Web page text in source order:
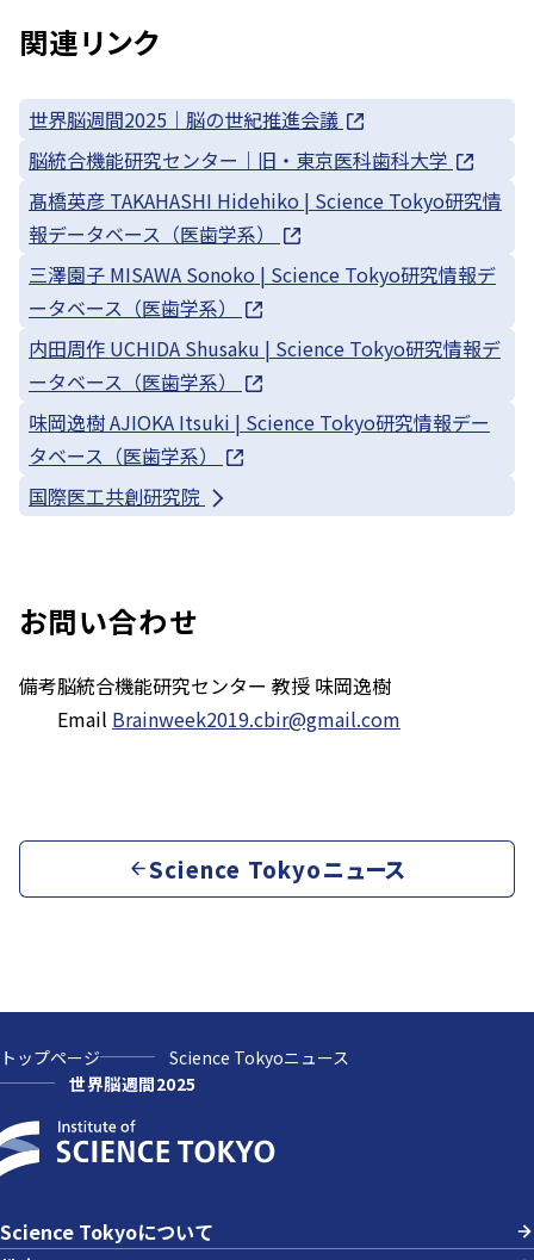
関連リンク
世界脳週間2025｜脳の世紀推進会議
脳統合機能研究センター｜旧・東京医科歯科大学
髙橋英彦 TAKAHASHI Hidehiko | Science Tokyo研究情
報データベース（医歯学系）
三澤園子 MISAWA Sonoko | Science Tokyo研究情報デ
ータベース（医歯学系）
内田周作 UCHIDA Shusaku | Science Tokyo研究情報デ
ータベース（医歯学系）
味岡逸樹 AJIOKA Itsuki | Science Tokyo研究情報デー
タベース（医歯学系）
国際医工共創研究院
お問い合わせ
備考脳統合機能研究センター 教授 味岡逸樹
Email Brainweek2019.cbir@gmail.com
Science Tokyoニュース
トップページ
Science Tokyoニュース
世界脳週間2025
Science Tokyoについて